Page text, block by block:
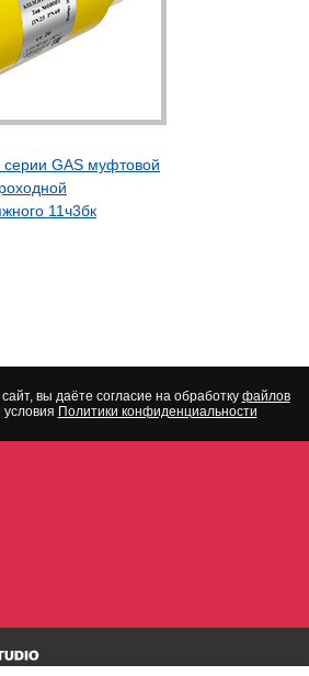
GAS муфтовой
11ч3бк
вы даёте согласие на обработку файлов
Политики конфиденциальности